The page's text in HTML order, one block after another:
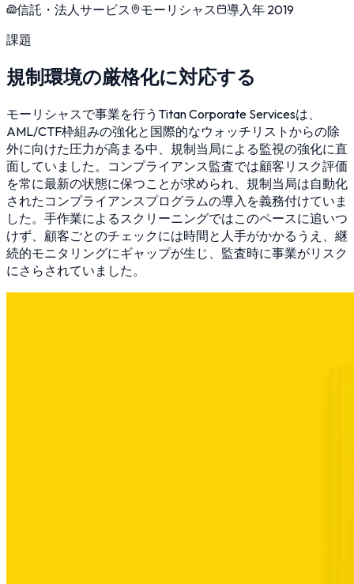
信託・法人サービス モーリシャス 導入年 2019
課題
規制環境の厳格化に対応する
モーリシャスで事業を行うTitan Corporate Servicesは、
AML/CTF枠組みの強化と国際的なウォッチリストからの除
外に向けた圧力が高まる中、規制当局による監視の強化に直
面していました。コンプライアンス監査では顧客リスク評価
を常に最新の状態に保つことが求められ、規制当局は自動化
されたコンプライアンスプログラムの導入を義務付けていま
した。手作業によるスクリーニングではこのペースに追いつ
けず、顧客ごとのチェックには時間と人手がかかるうえ、継
続的モニタリングにギャップが生じ、監査時に事業がリスク
にさらされていました。